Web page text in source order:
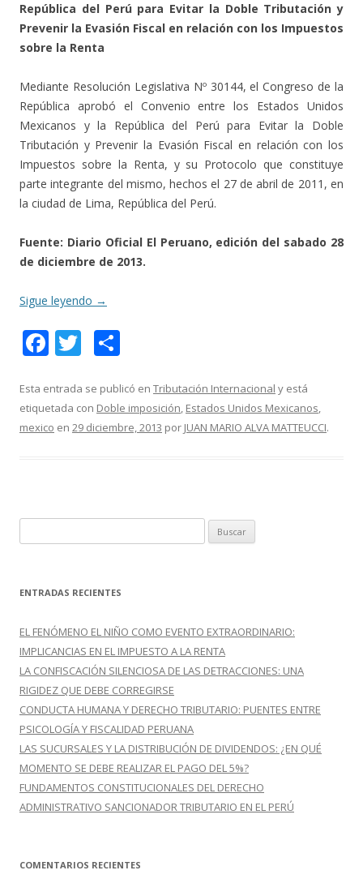
República del Perú para Evitar la Doble Tributación y
Prevenir la Evasión Fiscal en relación con los Impuestos
sobre la Renta
Mediante Resolución Legislativa Nº 30144, el Congreso de la
República aprobó el Convenio entre los Estados Unidos
Mexicanos y la República del Perú para Evitar la Doble
Tributación y Prevenir la Evasión Fiscal en relación con los
Impuestos sobre la Renta, y su Protocolo que constituye
parte integrante del mismo, hechos el 27 de abril de 2011, en
la ciudad de Lima, República del Perú.
Fuente: Diario Oficial El Peruano, edición del sabado 28
de diciembre de 2013.
Sigue leyendo →
F
e
b
T
itt
er
m
p
Esta entrada se publicó en Tributación Internacional y está
etiquetada con Doble imposición, Estados Unidos Mexicanos,
mexico en 29 diciembre, 2013 por JUAN MARIO ALVA MATTEUCCI.
u
c
r
:
ENTRADAS RECIENTES
EL FENÓMENO EL NIÑO COMO EVENTO EXTRAORDINARIO:
IMPLICANCIAS EN EL IMPUESTO A LA RENTA
LA CONFISCACIÓN SILENCIOSA DE LAS DETRACCIONES: UNA
RIGIDEZ QUE DEBE CORREGIRSE
CONDUCTA HUMANA Y DERECHO TRIBUTARIO: PUENTES ENTRE
PSICOLOGÍA Y FISCALIDAD PERUANA
LAS SUCURSALES Y LA DISTRIBUCIÓN DE DIVIDENDOS: ¿EN QUÉ
MOMENTO SE DEBE REALIZAR EL PAGO DEL 5%?
FUNDAMENTOS CONSTITUCIONALES DEL DERECHO
ADMINISTRATIVO SANCIONADOR TRIBUTARIO EN EL PERÚ
COMENTARIOS RECIENTES